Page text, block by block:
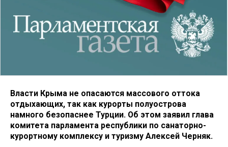
Власти Крыма не опасаются массового оттока
отдыхающих, так как курорты полуострова
намного безопаснее Турции. Об этом заявил глава
комитета парламента республики по санаторно-
курортному комплексу и туризму Алексей Черняк.